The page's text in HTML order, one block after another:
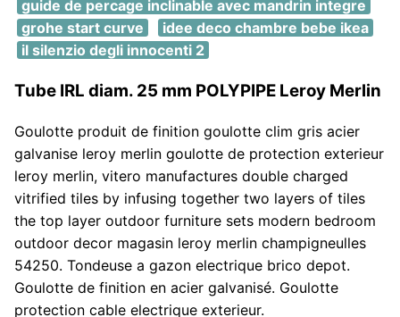
guide de percage inclinable avec mandrin integre
grohe start curve
idee deco chambre bebe ikea
il silenzio degli innocenti 2
Tube IRL diam. 25 mm POLYPIPE Leroy Merlin
Goulotte produit de finition goulotte clim gris acier
galvanise leroy merlin goulotte de protection exterieur
leroy merlin, vitero manufactures double charged
vitrified tiles by infusing together two layers of tiles
the top layer outdoor furniture sets modern bedroom
outdoor decor magasin leroy merlin champigneulles
54250. Tondeuse a gazon electrique brico depot.
Goulotte de finition en acier galvanisé. Goulotte
protection cable electrique exterieur.